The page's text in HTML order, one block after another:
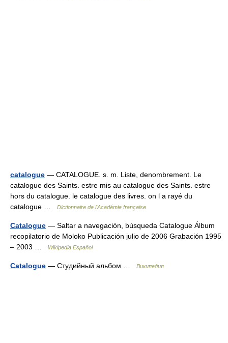
catalogue — CATALOGUE. s. m. Liste, denombrement. Le
catalogue des Saints. estre mis au catalogue des Saints. estre
hors du catalogue. le catalogue des livres. on l a rayé du
catalogue …
Dictionnaire de l'Académie française
Catalogue — Saltar a navegación, búsqueda Catalogue Álbum
recopilatorio de Moloko Publicación julio de 2006 Grabación 1995
– 2003 …
Wikipedia Español
Catalogue — Студийный альбом … Википедия